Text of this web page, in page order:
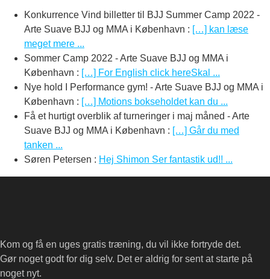
Konkurrence Vind billetter til BJJ Summer Camp 2022 -
Arte Suave BJJ og MMA i København : […] kan læse
meget mere ...
Sommer Camp 2022 - Arte Suave BJJ og MMA i
København : […] For English click hereSkal ...
Nye hold I Performance gym! - Arte Suave BJJ og MMA i
København : […] Motions bokseholdet kan du ...
Få et hurtigt overblik af turneringer i maj måned - Arte
Suave BJJ og MMA i København : […] Går du med
tanken ...
Søren Petersen : Hej Shimon Ser fantastik ud!! ...
Kom og få en uges gratis træning, du vil ikke fortryde det.
Gør noget godt for dig selv. Det er aldrig for sent at starte på
noget nyt.